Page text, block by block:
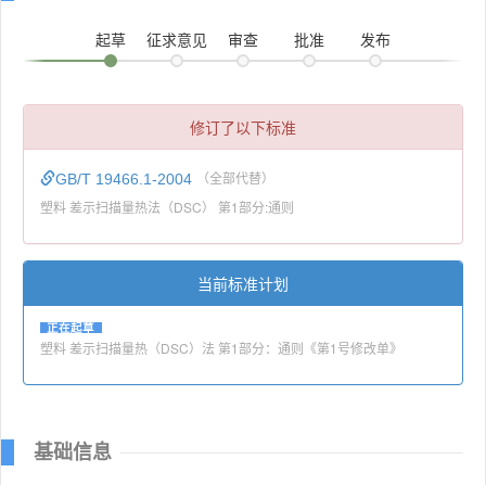
起草 征求意见 审查 批准 发布
修订了以下标准
GB/T 19466.1-2004 （全部代替）
塑料 差示扫描量热法（DSC） 第1部分:通则
当前标准计划
正在起草
塑料 差示扫描量热（DSC）法 第1部分：通则《第1号修改单》
基础信息